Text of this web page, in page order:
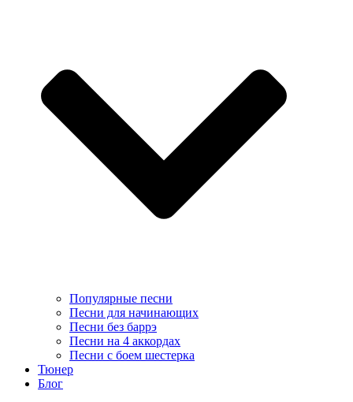
Популярные песни
Песни для начинающих
Песни без баррэ
Песни на 4 аккордах
Песни с боем шестерка
Тюнер
Блог